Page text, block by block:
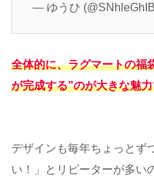
— ゆうひ
全体的に、ラグマートの福
が完成する”のが大きな魅
デザインも毎年ちょっとず
い！」とリピーターが多い